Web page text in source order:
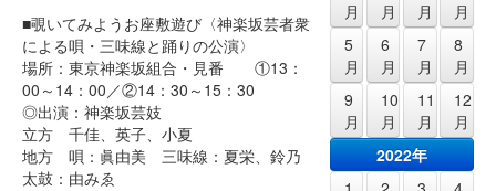
■覗いてみようお座敷遊び〈神楽坂芸者衆
による唄・三味線と踊りの公演〉
場所：東京神楽坂組合・見番 ①13：
00～14：00／②14：30～15：30
◎出演：神楽坂芸妓
立方 千佳、英子、小夏
地方 唄：眞由美 三味線：夏栄、鈴乃
太鼓：由みゑ
月
月
月
月
5
月
6
月
7
月
8
月
9
月
10
月
11
月
12
月
2022年